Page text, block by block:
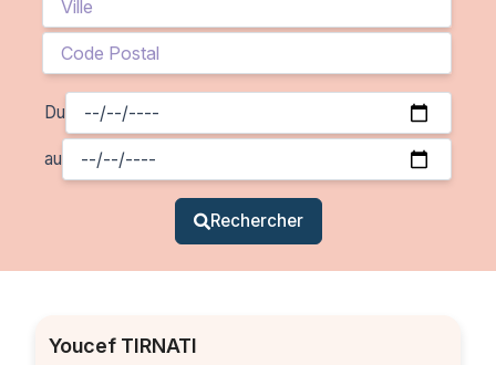
Du
au
Rechercher
Youcef TIRNATI